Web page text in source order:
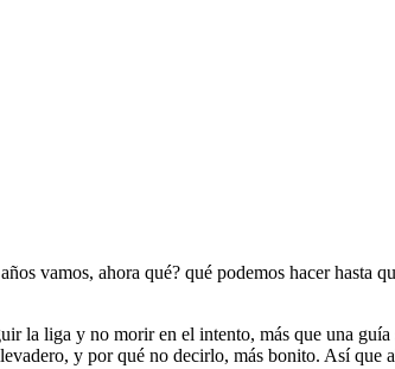
vamos, ahora qué? qué podemos hacer hasta
la liga y no morir en el intento, más que una
y por qué no decirlo, más bonito. Así